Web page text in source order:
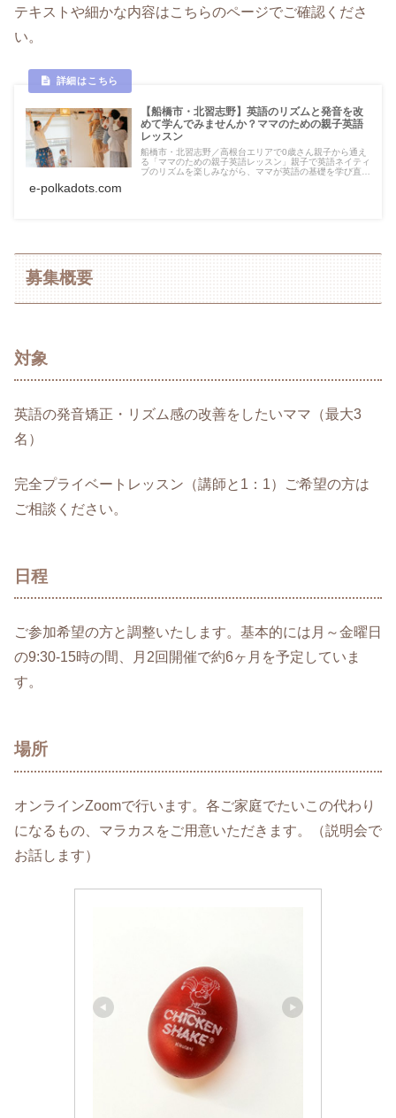
テキストや細かな内容はこちらのページでご確認くださ
い。
【船橋市・北習志野】英語のリズムと発音を改
めて学んでみませんか？ママのための親子英語
レッスン
船橋市・北習志野／高根台エリアで0歳さん親子から通え
る「ママのための親子英語レッスン」親子で英語ネイティ
ブのリズムを楽しみながら、ママが英語の基礎を学び直す
e-polkadots.com
募集概要
対象
英語の発音矯正・リズム感の改善をしたいママ（最大3
名）
完全プライベートレッスン（講師と1：1）ご希望の方は
ご相談ください。
日程
ご参加希望の方と調整いたします。基本的には月～金曜日
の9:30-15時の間、月2回開催で約6ヶ月を予定していま
す。
場所
オンラインZoomで行います。各ご家庭でたいこの代わり
になるもの、マラカスをご用意いただきます。（説明会で
お話します）